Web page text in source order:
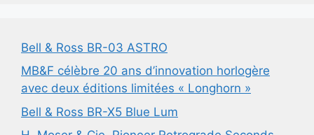
Bell & Ross BR-03 ASTRO
MB&F célèbre 20 ans d’innovation horlogère
avec deux éditions limitées « Longhorn »
Bell & Ross BR-X5 Blue Lum